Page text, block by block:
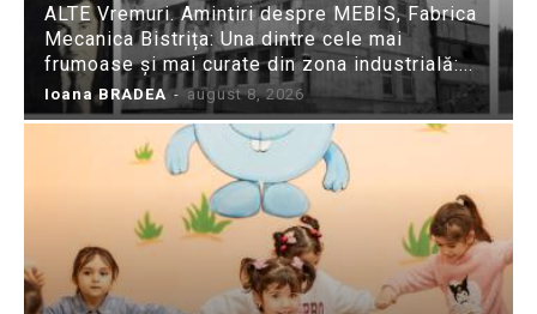
ALTE Vremuri. Amintiri despre MEBIS, Fabrica
Mecanica Bistrița: Una dintre cele mai
frumoase și mai curate din zona industrială:...
Ioana BRADEA - august 8, 2026